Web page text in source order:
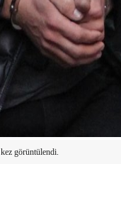
kez görüntülendi.